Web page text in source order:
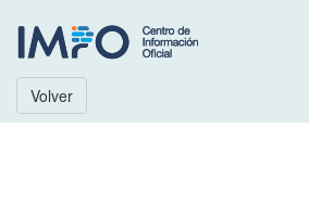
Volver